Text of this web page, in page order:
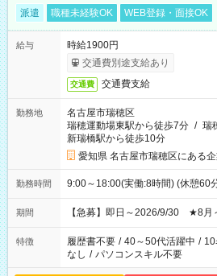
派遣 職種未経験OK WEB登録・面接OK
給与
時給1900円
交通費別途支給あり
交通費 交通費支給
勤務地
名古屋市瑞穂区
瑞穂運動場東駅から徒歩7分 / 瑞
新瑞橋駅から徒歩10分
愛知県 名古屋市瑞穂区にある
勤務時間 9:00～18:00(実働:8時間) (休憩60
期間 【急募】即日～2026/9/30 ★8月
特徴 履歴書不要 / 40～50代活躍中 /
なし / パソコンスキル不要